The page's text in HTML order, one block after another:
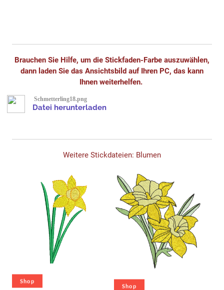
Brauchen Sie Hilfe, um die Stickfaden-Farbe auszuwählen,
dann laden Sie das Ansichtsbild auf Ihren PC, das kann
Ihnen weiterhelfen.
Schmetterling18.png
Datei herunterladen
Weitere Stickdateien: Blumen
Shop
Shop